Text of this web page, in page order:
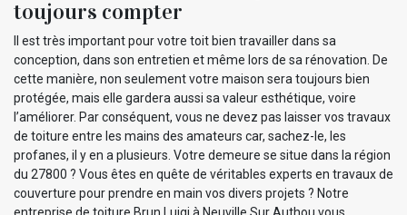
toujours compter
Il est très important pour votre toit bien travailler dans sa
conception, dans son entretien et même lors de sa rénovation. De
cette manière, non seulement votre maison sera toujours bien
protégée, mais elle gardera aussi sa valeur esthétique, voire
l’améliorer. Par conséquent, vous ne devez pas laisser vos travaux
de toiture entre les mains des amateurs car, sachez-le, les
profanes, il y en a plusieurs. Votre demeure se situe dans la région
du 27800 ? Vous êtes en quête de véritables experts en travaux de
couverture pour prendre en main vos divers projets ? Notre